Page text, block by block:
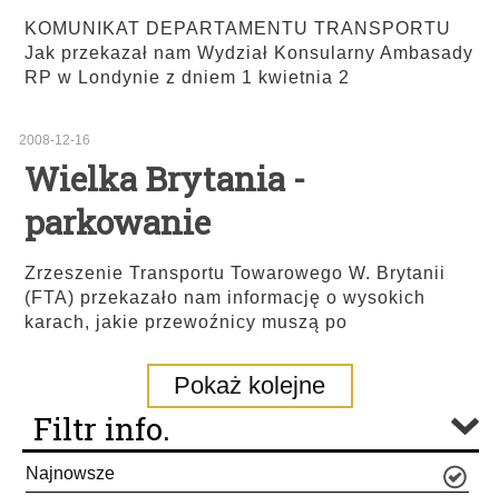
KOMUNIKAT DEPARTAMENTU TRANSPORTU
Jak przekazał nam Wydział Konsularny Ambasady
RP w Londynie z dniem 1 kwietnia 2
2008-12-16
Wielka Brytania -
parkowanie
Zrzeszenie Transportu Towarowego W. Brytanii
(FTA) przekazało nam informację o wysokich
karach, jakie przewoźnicy muszą po
Pokaż kolejne
Filtr info.
Najnowsze